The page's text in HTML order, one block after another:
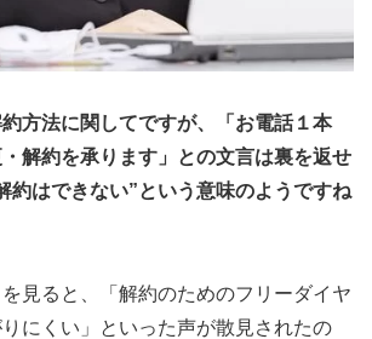
方法に関してですが、「お電話１本
解約を承ります」との文言は裏を返せ
約はできない”という意味のようですね
見ると、「解約のためのフリーダイヤ
にくい」といった声が散見されたの